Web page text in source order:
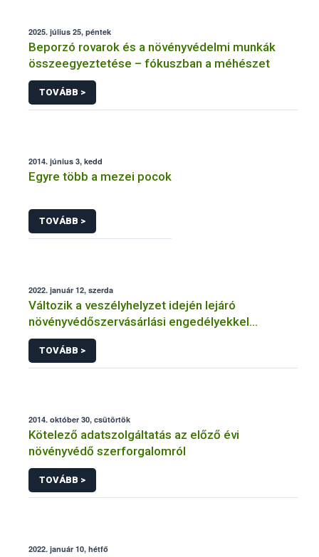
2025. július 25, péntek
Beporzó rovarok és a növényvédelmi munkák
összeegyeztetése – fókuszban a méhészet
TOVÁBB >
2014. június 3, kedd
Egyre több a mezei pocok
TOVÁBB >
2022. január 12, szerda
Változik a veszélyhelyzet idején lejáró
növényvédőszervásárlási engedélyekkel
kapcsolatos szabályozás
TOVÁBB >
2014. október 30, csütörtök
Kötelező adatszolgáltatás az előző évi
növényvédő szerforgalomról
TOVÁBB >
2022. január 10, hétfő